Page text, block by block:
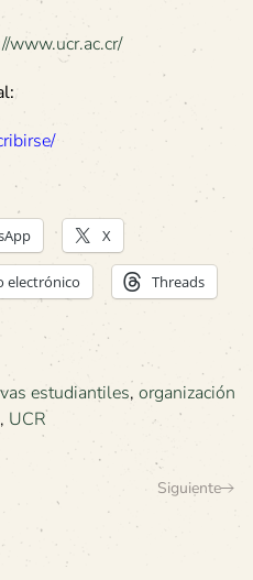
www.ucr.ac.cr/
X
electrónico Threads
estudiantiles, organización
, UCR
Siguiente